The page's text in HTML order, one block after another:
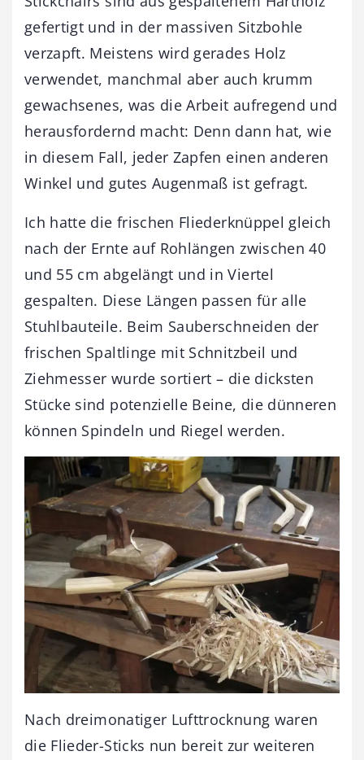
gefertigt und in der massiven Sitzbohle
verzapft. Meistens wird gerades Holz
verwendet, manchmal aber auch krumm
gewachsenes, was die Arbeit aufregend und
herausfordernd macht: Denn dann hat, wie
in diesem Fall, jeder Zapfen einen anderen
Winkel und gutes Augenmaß ist gefragt.
Ich hatte die frischen Fliederknüppel gleich
nach der Ernte auf Rohlängen zwischen 40
und 55 cm abgelängt und in Viertel
gespalten. Diese Längen passen für alle
Stuhlbauteile. Beim Sauberschneiden der
frischen Spaltlinge mit Schnitzbeil und
Ziehmesser wurde sortiert – die dicksten
Stücke sind potenzielle Beine, die dünneren
können Spindeln und Riegel werden.
Nach dreimonatiger Lufttrocknung waren
die Flieder-Sticks nun bereit zur weiteren